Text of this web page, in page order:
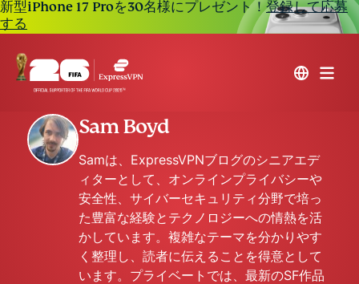
新型iPhone 17 Proを30名様にプレゼント！登録して応募
する
Sam Boyd
Samは、ExpressVPNブログのシニアエデ
ィターとして、オンラインプライバシーや
安全性、サイバーセキュリティ分野で培っ
た豊富な経験とテクノロジーへの情熱を活
かしています。複雑なテーマを分かりやす
く整理し、読者に伝えることを得意として
います。プライベートでは、最新のSF作品